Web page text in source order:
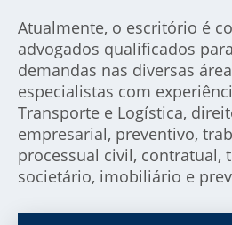
Atualmente, o escritório é
advogados qualificados
demandas nas diversas
especialistas com
Transporte e Logística,
empresarial, preventivo,
processual civil, contratual,
societário, imobiliário e